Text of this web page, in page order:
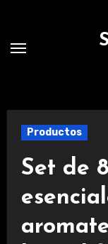
contenido
Productos
Set de